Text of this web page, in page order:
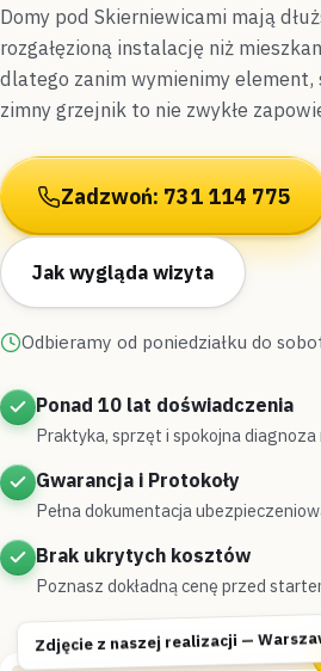
Domy pod Skierniewicami mają
rozgałęzioną instalację niż
dlatego zanim wymienimy element,
zimny grzejnik to nie zwykłe
Zadzwoń: 731 114 775
Jak wygląda wizyta
Odbieramy od poniedziałku do
Ponad 10 lat doświadczenia
Praktyka, sprzęt i spokojna diagnoza
Gwarancja i Protokoły
Pełna dokumentacja
Brak ukrytych kosztów
Poznasz dokładną cenę przed
Zdjęcie z naszej realizacji —